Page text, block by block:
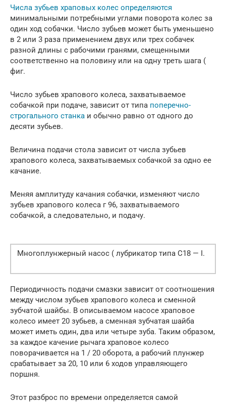
Числа зубьев храповых колес определяются
минимальными потребными углами поворота колес за
один ход собачки. Число зубьев может быть уменьшено
в 2 или 3 раза применением двух или трех собачек
разной длины с рабочими гранями, смещенными
соответственно на половину или на одну треть шага (
фиг.
Число зубьев храпового колеса, захватываемое
собачкой при подаче, зависит от типа поперечно-
строгального станка и обычно равно от одного до
десяти зубьев.
Величина подачи стола зависит от числа зубьев
храпового колеса, захватываемых собачкой за одно ее
качание.
Меняя амплитуду качания собачки, изменяют число
зубьев храпового колеса г 96, захватываемого
собачкой, а следовательно, и подачу.
Многоплунжерный насос ( лубрикатор типа C18 — I.
Периодичность подачи смазки зависит от соотношения
между числом зубьев храпового колеса и сменной
зубчатой шайбы. В описываемом насосе храповое
колесо имеет 20 зубьев, а сменная зубчатая шайба
может иметь один, два или четыре зуба. Таким образом,
за каждое качение рычага храповое колесо
поворачивается на 1 / 20 оборота, а рабочий плунжер
срабатывает за 20, 10 или 6 ходов управляющего
поршня.
Этот разброс по времени определяется самой